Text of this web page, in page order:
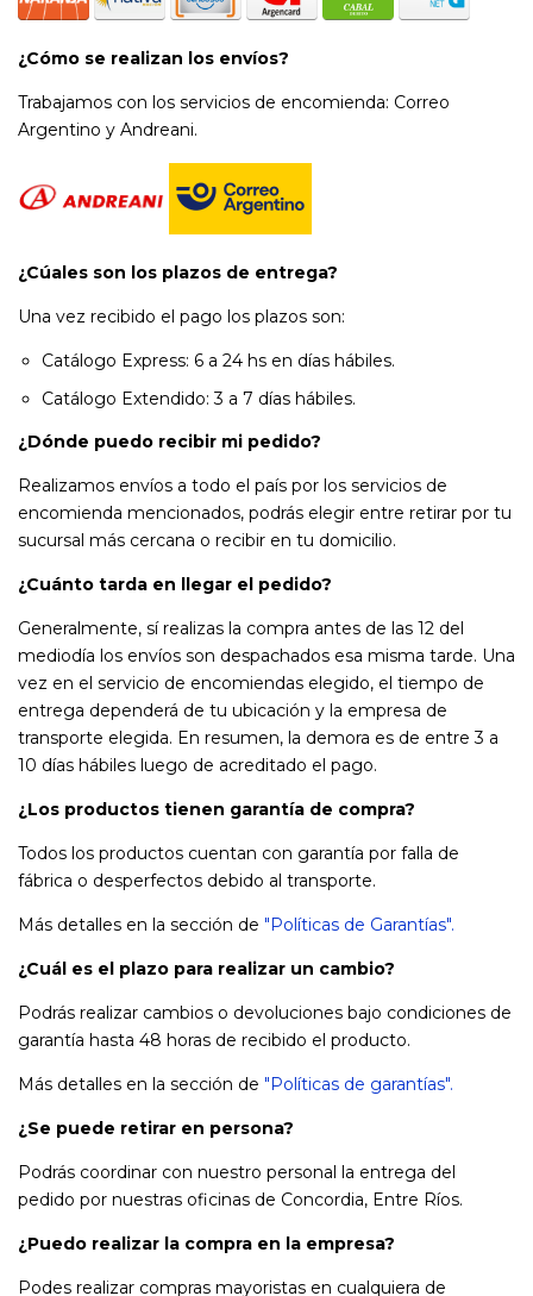
¿Cómo se realizan los envíos?
Trabajamos con los servicios de encomienda: Correo
Argentino y Andreani.
¿Cúales son los plazos de entrega?
Una vez recibido el pago los plazos son:
Catálogo Express: 6 a 24 hs en días hábiles.
Catálogo Extendido: 3 a 7 días hábiles.
¿Dónde puedo recibir mi pedido?
Realizamos envíos a todo el país por los servicios de
encomienda mencionados, podrás elegir entre retirar por tu
sucursal más cercana o recibir en tu domicilio.
¿Cuánto tarda en llegar el pedido?
Generalmente, sí realizas la compra antes de las 12 del
mediodía los envíos son despachados esa misma tarde. Una
vez en el servicio de encomiendas elegido, el tiempo de
entrega dependerá de tu ubicación y la empresa de
transporte elegida. En resumen, la demora es de entre 3 a
10 días hábiles luego de acreditado el pago.
¿Los productos tienen garantía de compra?
Todos los productos cuentan con garantía por falla de
fábrica o desperfectos debido al transporte.
Más detalles en la sección de "Políticas de Garantías".
¿Cuál es el plazo para realizar un cambio?
Podrás realizar cambios o devoluciones bajo condiciones de
garantía hasta 48 horas de recibido el producto.
Más detalles en la sección de "Políticas de garantías".
¿Se puede retirar en persona?
Podrás coordinar con nuestro personal la entrega del
pedido por nuestras oficinas de Concordia, Entre Ríos.
¿Puedo realizar la compra en la empresa?
Podes realizar compras mayoristas en cualquiera de